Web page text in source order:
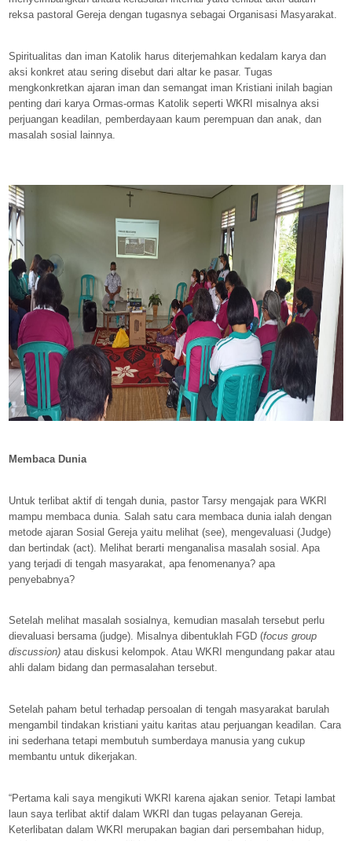
reksa pastoral Gereja dengan tugasnya sebagai Organisasi Masyarakat.
Spiritualitas dan iman Katolik harus diterjemahkan kedalam karya dan
aksi konkret atau sering disebut dari altar ke pasar. Tugas
mengkonkretkan ajaran iman dan semangat iman Kristiani inilah bagian
penting dari karya Ormas-ormas Katolik seperti WKRI misalnya aksi
perjuangan keadilan, pemberdayaan kaum perempuan dan anak, dan
masalah sosial lainnya.
Membaca Dunia
Untuk terlibat aktif di tengah dunia, pastor Tarsy mengajak para WKRI
mampu membaca dunia. Salah satu cara membaca dunia ialah dengan
metode ajaran Sosial Gereja yaitu melihat (see), mengevaluasi (Judge)
dan bertindak (act). Melihat berarti menganalisa masalah sosial. Apa
yang terjadi di tengah masyarakat, apa fenomenanya? apa
penyebabnya?
Setelah melihat masalah sosialnya, kemudian masalah tersebut perlu
dievaluasi bersama (judge). Misalnya dibentuklah FGD (focus group
discussion) atau diskusi kelompok. Atau WKRI mengundang pakar atau
ahli dalam bidang dan permasalahan tersebut.
Setelah paham betul terhadap persoalan di tengah masyarakat barulah
mengambil tindakan kristiani yaitu karitas atau perjuangan keadilan. Cara
ini sederhana tetapi membutuh sumberdaya manusia yang cukup
membantu untuk dikerjakan.
“Pertama kali saya mengikuti WKRI karena ajakan senior. Tetapi lambat
laun saya terlibat aktif dalam WKRI dan tugas pelayanan Gereja.
Keterlibatan dalam WKRI merupakan bagian dari persembahan hidup,